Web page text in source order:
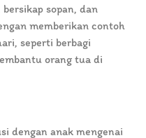
sopan, dan
memberikan contoh
seperti berbagi
orang tua di
dengan anak mengenai